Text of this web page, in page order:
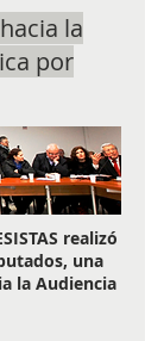
hacia la
por
realizó
una
la Audiencia